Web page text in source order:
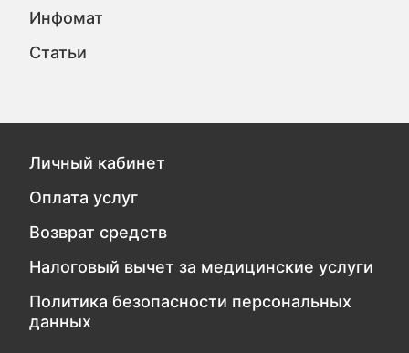
Инфомат
Статьи
Личный кабинет
Оплата услуг
Возврат средств
Налоговый вычет за медицинские услуги
Политика безопасности персональных
данных